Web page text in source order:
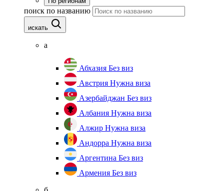
поиск по названию
искать
а
Абхазия Без виз
Австрия Нужна виза
Азербайджан Без виз
Албания Нужна виза
Алжир Нужна виза
Андорра Нужна виза
Аргентина Без виз
Армения Без виз